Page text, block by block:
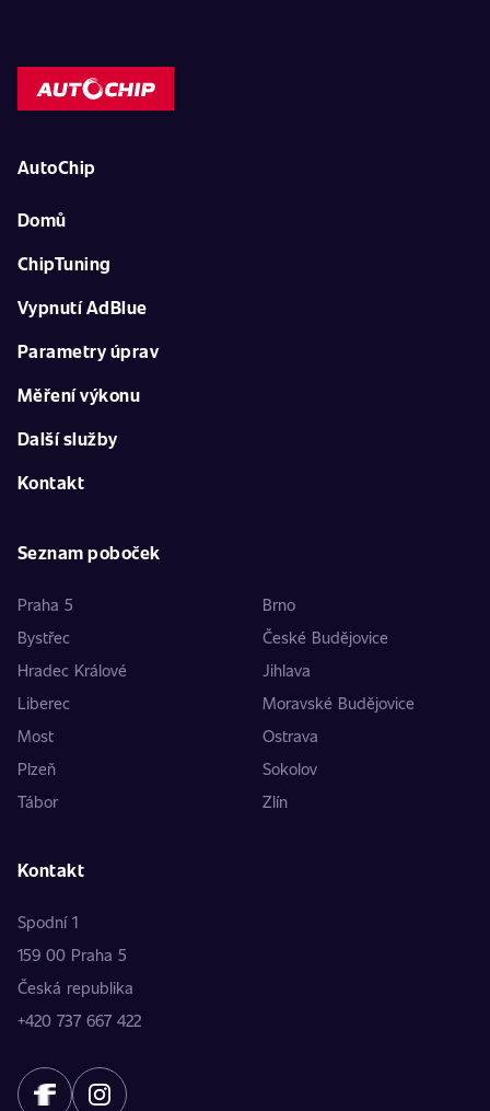
AutoChip
Domů
ChipTuning
Vypnutí AdBlue
Parametry úprav
Měření výkonu
Další služby
Kontakt
Seznam poboček
Praha 5
Brno
Bystřec
České Budějovice
Hradec Králové
Jihlava
Liberec
Moravské Budějovice
Most
Ostrava
Plzeň
Sokolov
Tábor
Zlín
Kontakt
Spodní 1
159 00 Praha 5
Česká republika
+420 737 667 422